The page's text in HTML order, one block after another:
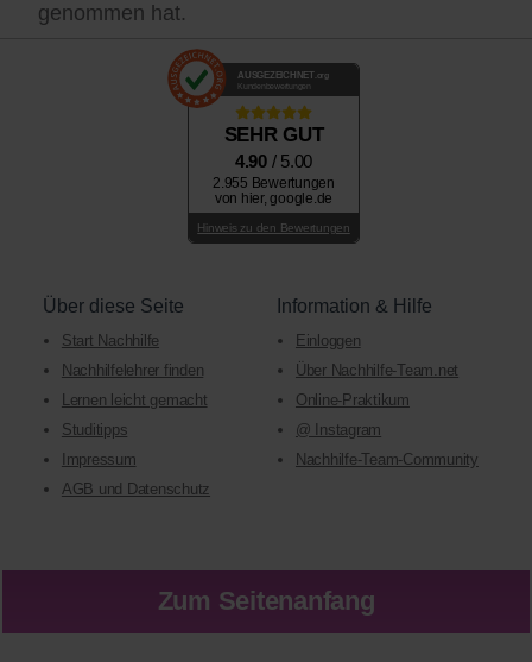
genommen hat.
AUSGEZEICHNET .org
Kundenbewertungen
SEHR GUT
4.90 / 5.00
2.955 Bewertungen
von hier, google.de
Hinweis zu den Bewertungen
Über diese Seite
Start Nachhilfe
Nachhilfelehrer finden
Lernen leicht gemacht
Studitipps
Impressum
AGB und Datenschutz
Information & Hilfe
Einloggen
Über Nachhilfe-Team.net
Online-Praktikum
@ Instagram
Nachhilfe-Team-Community
Zum Seitenanfang